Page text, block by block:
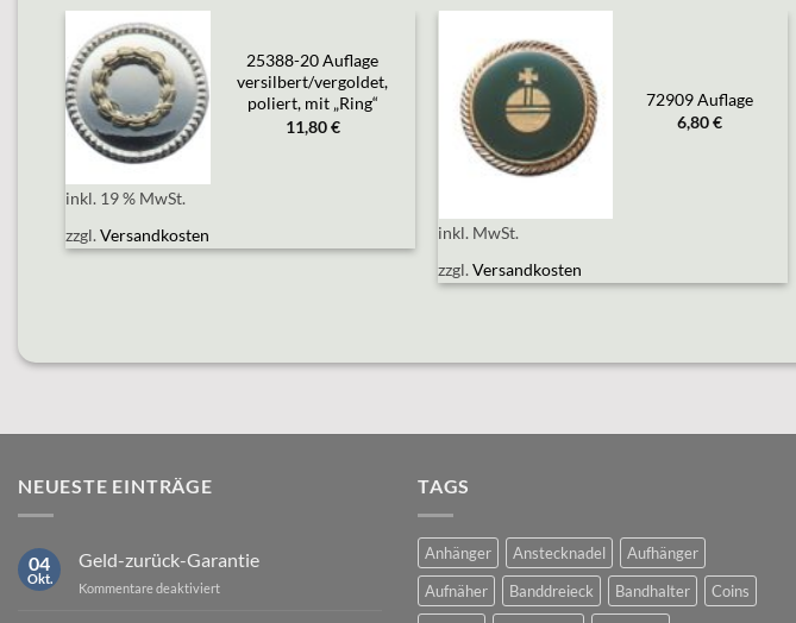
Add to
wishlist
25388-20 Auflage
versilbert/vergoldet,
poliert, mit „Ring“
11,80€
inkl. 19 % MwSt.
zzgl.Versandkosten
Add to
wishlist
72909 Auflage
6,80€
inkl. MwSt.
zzgl.Versandkosten
NEUESTE EINTRÄGE
04
Okt.
Geld-zurück-Garantie
Kommentare deaktiviertfür
TAGS
Anhänger Anstecknadel
Aufhänger
Aufnäher
Banddreieck Bandhalter
Coins